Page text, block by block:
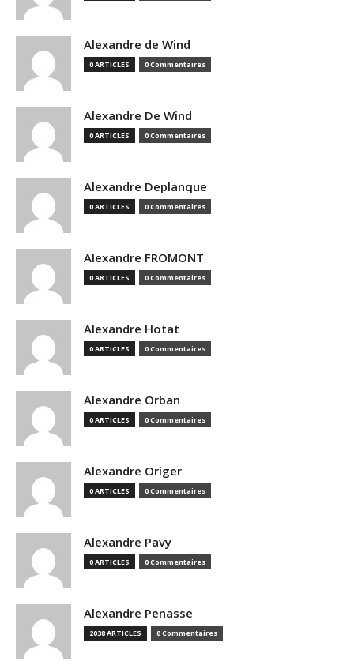
Alexandre de Wind
0 ARTICLES 0 Commentaires
Alexandre De Wind
0 ARTICLES 0 Commentaires
Alexandre Deplanque
0 ARTICLES 0 Commentaires
Alexandre FROMONT
0 ARTICLES 0 Commentaires
Alexandre Hotat
0 ARTICLES 0 Commentaires
Alexandre Orban
0 ARTICLES 0 Commentaires
Alexandre Origer
0 ARTICLES 0 Commentaires
Alexandre Pavy
0 ARTICLES 0 Commentaires
Alexandre Penasse
2038 ARTICLES 0 Commentaires